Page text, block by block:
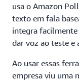
usa o Amazon
texto em fala
integra
dar voz ao teste e
Ao usar essas
empresa viu uma